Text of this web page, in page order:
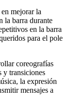
mejorar la
la barra durante
en la barra
para el pole
coreografías
y transiciones
la expresión
mensajes a